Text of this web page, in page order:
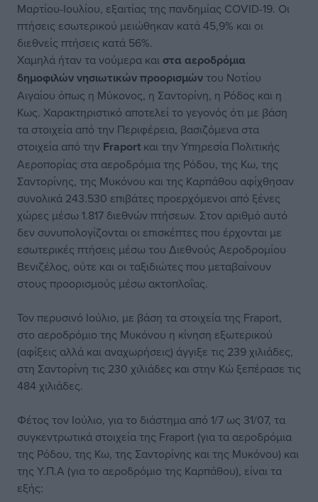
Μαρτίου-Ιουλίου, εξαιτίας της πανδημίας COVID-19. Οι
πτήσεις εσωτερικού μειώθηκαν κατά 45,9% και οι
διεθνείς πτήσεις κατά 56%.
Χαμηλά ήταν τα νούμερα καιστα αεροδρόμια
δημοφιλών νησιωτικών προορισμώντου Νοτίου
Αιγαίου όπως η Μύκονος, η Σαντορίνη, η Ρόδος και η
Κως. Χαρακτηριστικό αποτελεί το γεγονός ότι με βάση
τα στοιχεία από την Περιφέρεια, βασιζόμενα στα
στοιχεία από την Fraport και την Υπηρεσία Πολιτικής
Αεροπορίας στα αεροδρόμια της Ρόδου, της Κω, της
Σαντορίνης, της Μυκόνου και της Καρπάθου αφίχθησαν
συνολικά 243.530 επιβάτες προερχόμενοι από ξένες
χώρες μέσω 1.817 διεθνών πτήσεων. Στον αριθμό αυτό
δεν συνυπολογίζονται οι επισκέπτες που έρχονται με
εσωτερικές πτήσεις μέσω του Διεθνούς Αεροδρομίου
Βενιζέλος, ούτε και οι ταξιδιώτες που μεταβαίνουν
στους προορισμούς μέσω ακτοπλοΐας.
Τον περυσινό Ιούλιο, με βάση τα στοιχεία της Fraport,
στο αεροδρόμιο της Μυκόνου η κίνηση εξωτερικού
(αφίξεις αλλά και αναχωρήσεις) άγγιξε τις 239 χιλιάδες,
στη Σαντορίνη τις 230 χιλιάδες και στην Κώ ξεπέρασε τις
484 χιλιάδες.
Φέτος τον Ιούλιο, για το διάστημα από 1/7 ως 31/07, τα
συγκεντρωτικά στοιχεία της Fraport (για τα αεροδρόμια
της Ρόδου, της Κω, της Σαντορίνης και της Μυκόνου) και
της Υ.Π.Α (για το αεροδρόμιο της Καρπάθου), είναι τα
εξής: